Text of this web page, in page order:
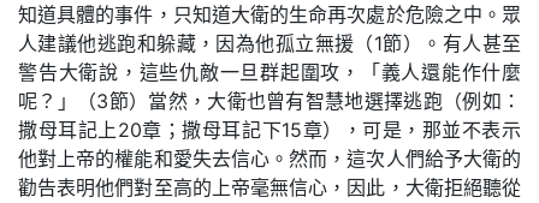
知道具體的事件，只知道大衛的生命再次處於危險之中。眾
人建議他逃跑和躲藏，因為他孤立無援（1節）。有人甚至
警告大衛說，這些仇敵一旦群起圍攻，「義人還能作什麼
呢？」（3節）當然，大衛也曾有智慧地選擇逃跑（例如：
撒母耳記上20章；撒母耳記下15章），可是，那並不表示
他對上帝的權能和愛失去信心。然而，這次人們給予大衛的
勸告表明他們對至高的上帝毫無信心，因此，大衛拒絕聽從